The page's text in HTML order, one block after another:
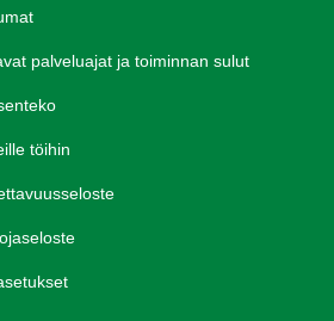
palveluajat ja toiminnan sulut
töihin